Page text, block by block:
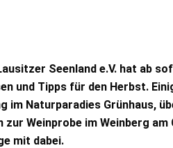
Seenland e.V. hat ab
und Tipps für den Herbst.
im Naturparadies Grünhaus,
Weinprobe im Weinberg
mit dabei.